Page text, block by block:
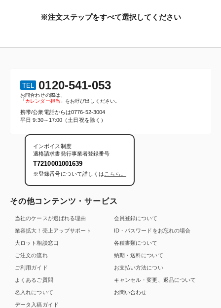
※注文ステップをすべて選択してください
TEL 0120-541-053
お問合わせの際は、
「カレンダー担当 」をお呼び出しください。
携帯/公衆電話からは0776-52-3004
平日 9:30～17:00（土日祝を除く）
インボイス制度
適格請求書発行事業者登録番号
T7210001001639
※登録番号について詳しくは こちら。
その他コンテンツ・サービス
当社のケースが選ばれる理由
業容拡大！売上アップサポート
大ロット相談窓口
ご注文の流れ
ご利用ガイド
よくあるご質問
名入れについて
データ入稿ガイド
会員登録について
ID・パスワードをお忘れの場合
各種書類について
納期・送料について
お支払い方法につい
キャンセル・変更、返品について
お問い合わせ